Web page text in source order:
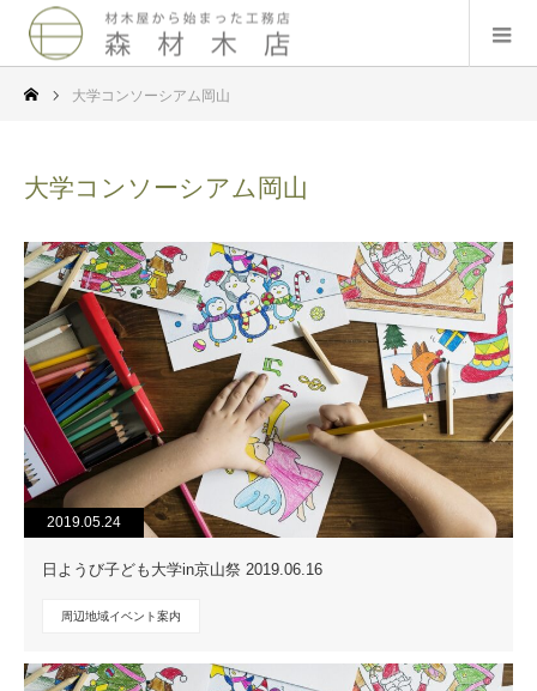
大学コンソーシアム岡山
大学コンソーシアム岡山
2019.05.24
日ようび子ども大学in京山祭 2019.06.16
周辺地域イベント案内